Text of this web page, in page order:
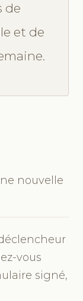
de
et de
nouvelle
vous
signé,